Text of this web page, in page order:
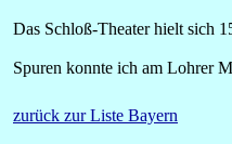
Das Schloß-Theater hielt sich
Spuren konnte ich am Lohrer
zurück zur Liste Bayern